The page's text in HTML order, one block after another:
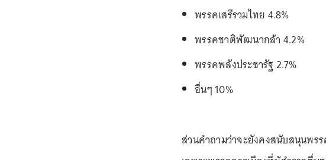
พรรคเสรีรวมไทย 4.8%
พรรคชาติพัฒนากล้า 4.2%
พรรคพลังประชารัฐ 2.7%
อื่นๆ 10%
ส่วนคำถามว่าจะยังคงสนับสนุนพร